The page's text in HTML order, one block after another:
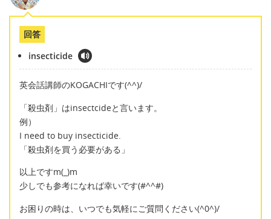
回答
insecticide
英会話講師のKOGACHIです(^^)/
「殺虫剤」はinsectcideと言います。
例）
I need to buy insecticide.
「殺虫剤を買う必要がある」
以上ですm(_)m
少しでも参考になれば幸いです(#^^#)
お困りの時は、いつでも気軽にご質問ください(^0^)/